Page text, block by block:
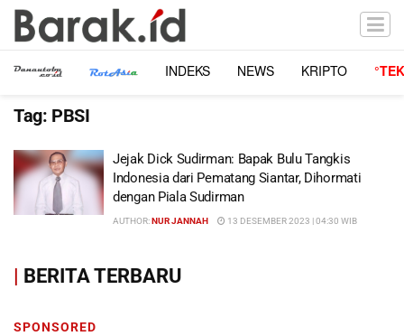
INDEKS NEWS KRIPTO
Tag: PBSI
Jejak Dick Sudirman: Bapak Bulu Tangkis
Indonesia dari Pematang Siantar, Dihormati
dengan Piala Sudirman
AUTHOR:NUR JANNAH 13 DESEMBER 2023 | 04:30 WIB
| BERITA TERBARU
SPONSORED